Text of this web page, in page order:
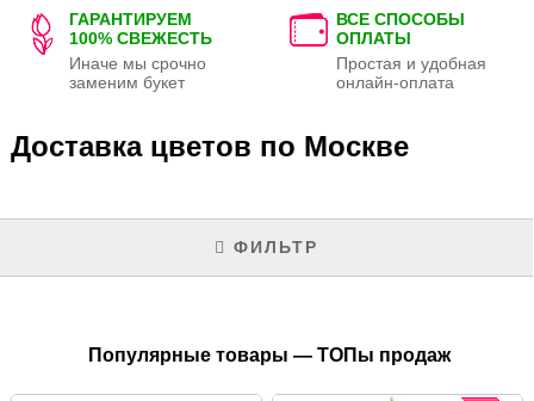
ГАРАНТИРУЕМ
100% СВЕЖЕСТЬ
Иначе мы срочно
заменим букет
ВСЕ СПОСОБЫ
ОПЛАТЫ
Простая и удобная
онлайн-оплата
Доставка цветов по Москве
ФИЛЬТР
Популярные товары — ТОПы продаж